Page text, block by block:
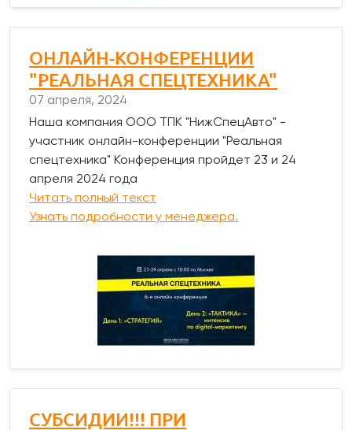
ОНЛАЙН-КОНФЕРЕНЦИИ
"РЕАЛЬНАЯ СПЕЦТЕХНИКА"
07 апреля, 2024
Наша компания ООО ТПК "НижСпецАвто" -
участник онлайн-конференции "Реальная
спецтехника" Конференция пройдет 23 и 24
апреля 2024 года
Читать полный текст
Узнать подробности у менеджера.
СУБСИДИИ!!! ПРИ